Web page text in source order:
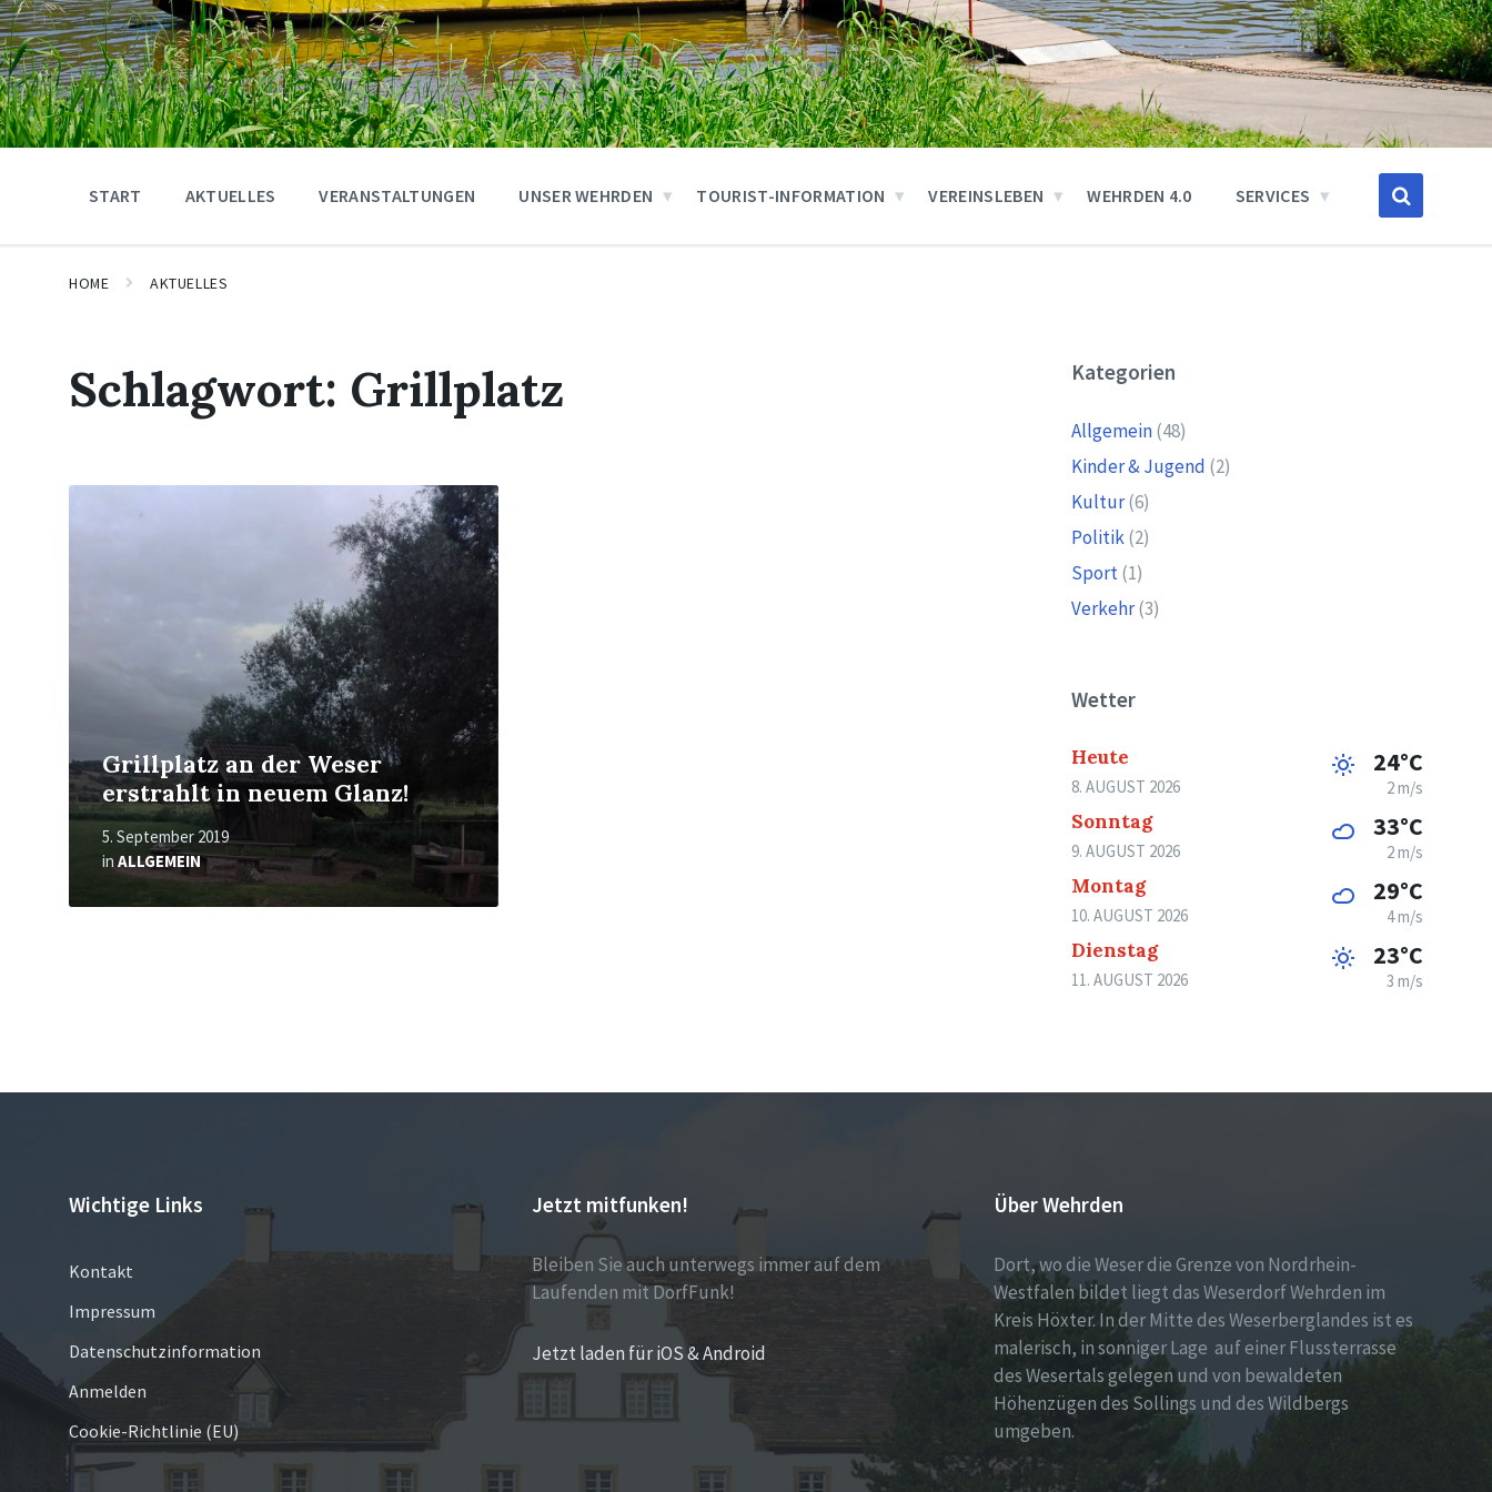
START AKTUELLES VERANSTALTUNGEN UNSER WEHRDEN TOURIST-INFORMATION VEREINSLEBEN WEHRDEN 4.0 SERVICES
HOME AKTUELLES
Schlagwort: Grillplatz
Grillplatz an der Weser
erstrahlt in neuem Glanz!
5. September 2019
inALLGEMEIN
Mehr
Kategorien
Allgemein(48)
Kinder & Jugend (2)
Kultur(6)
Politik(2)
Sport(1)
Verkehr(3)
Wetter
Heute
8. AUGUST 2026
24°C
2 m/s
Sonntag
9. AUGUST 2026
33°C
2 m/s
Montag
10. AUGUST 2026
29°C
4 m/s
Dienstag
11. AUGUST 2026
23°C
3 m/s
Wichtige Links
Kontakt
Impressum
Datenschutzinformation
Anmelden
Cookie-Richtlinie (EU)
Jetzt mitfunken!
Bleiben Sie auch unterwegs immer auf dem
Laufenden mit DorfFunk!
Jetzt laden für iOS & Android
Über Wehrden
Dort, wo die Weser die Grenze von Nordrhein-
Westfalen bildet liegt das Weserdorf Wehrden im
Kreis Höxter. In der Mitte des Weserberglandes ist es
malerisch, in sonniger Lage auf einer Flussterrasse
des Wesertals gelegen und von bewaldeten
Höhenzügen des Sollings und des Wildbergs
umgeben.